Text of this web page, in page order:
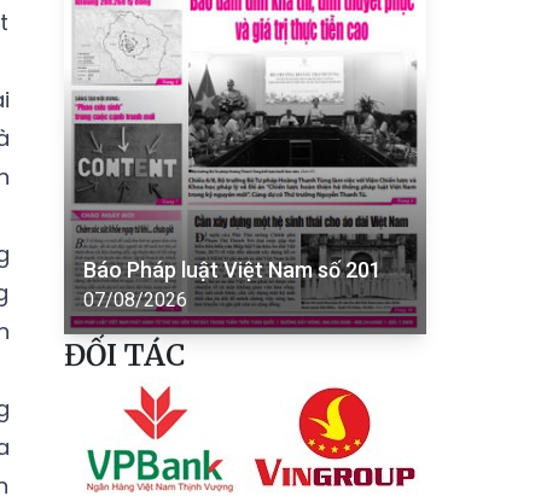
Báo Pháp luật Việt Nam số 201
07/08/2026
ĐỐI TÁC